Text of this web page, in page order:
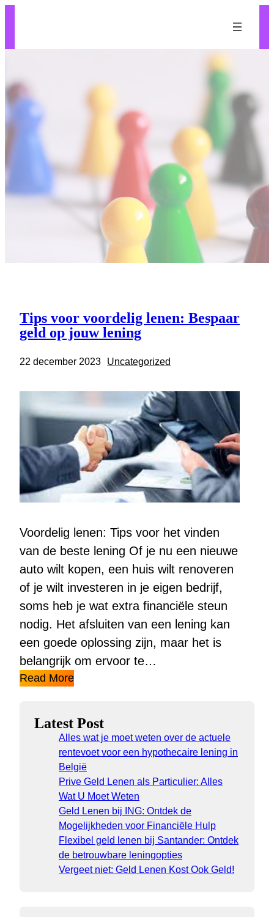
Tips voor voordelig lenen: Bespaar
geld op jouw lening
22 december 2023 Uncategorized
Voordelig lenen: Tips voor het vinden
van de beste lening Of je nu een nieuwe
auto wilt kopen, een huis wilt renoveren
of je wilt investeren in je eigen bedrijf,
soms heb je wat extra financiële steun
nodig. Het afsluiten van een lening kan
een goede oplossing zijn, maar het is
belangrijk om ervoor te…
Read More
Latest Post
Alles wat je moet weten over de actuele
rentevoet voor een hypothecaire lening in
België
Prive Geld Lenen als Particulier: Alles
Wat U Moet Weten
Geld Lenen bij ING: Ontdek de
Mogelijkheden voor Financiële Hulp
Flexibel geld lenen bij Santander: Ontdek
de betrouwbare leningopties
Vergeet niet: Geld Lenen Kost Ook Geld!